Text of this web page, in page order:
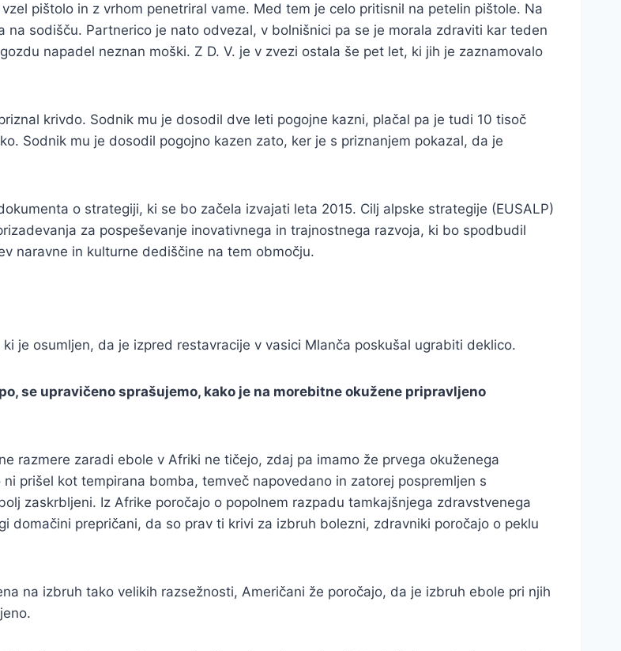
pištolo in z vrhom penetriral vame. Med tem je celo pritisnil na petelin pištole. Na
sodišču. Partnerico je nato odvezal, v bolnišnici pa se je morala zdraviti kar teden
napadel neznan moški. Z D. V. je v zvezi ostala še pet let, ki jih je zaznamovalo
krivdo. Sodnik mu je dosodil dve leti pogojne kazni, plačal pa je tudi 10 tisoč
Sodnik mu je dosodil pogojno kazen zato, ker je s priznanjem pokazal, da je
o strategiji, ki se bo začela izvajati leta 2015. Cilj alpske strategije (EUSALP)
za pospeševanje inovativnega in trajnostnega razvoja, ki bo spodbudil
naravne in kulturne dediščine na tem območju.
je osumljen, da je izpred restavracije v vasici Mlanča poskušal ugrabiti deklico.
se upravičeno sprašujemo, kako je na morebitne okužene pripravljeno
razmere zaradi ebole v Afriki ne tičejo, zdaj pa imamo že prvega okuženega
prišel kot tempirana bomba, temveč napovedano in zatorej pospremljen s
zaskrbljeni. Iz Afrike poročajo o popolnem razpadu tamkajšnjega zdravstvenega
domačini prepričani, da so prav ti krivi za izbruh bolezni, zdravniki poročajo o peklu
na izbruh tako velikih razsežnosti, Američani že poročajo, da je izbruh ebole pri njih